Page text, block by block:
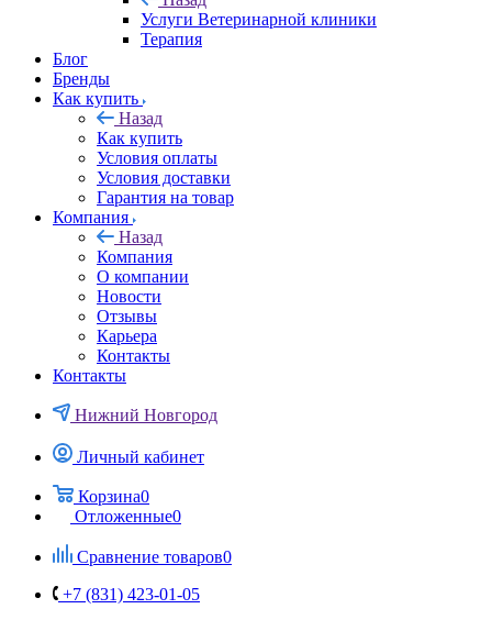
Услуги Ветеринарной клиники
Терапия
Блог
Бренды
Как купить
Назад
Как купить
Условия оплаты
Условия доставки
Гарантия на товар
Компания
Назад
Компания
О компании
Новости
Отзывы
Карьера
Контакты
Контакты
Нижний Новгород
Личный кабинет
Корзина0
Отложенные0
Сравнение товаров0
+7 (831) 423-01-05